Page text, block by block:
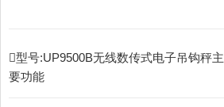
型号:UP9500B无线数传式电子吊钩秤主
要功能